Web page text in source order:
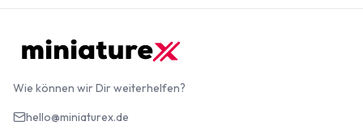
Wie können wir Dir weiterhelfen?
hello@miniaturex.de